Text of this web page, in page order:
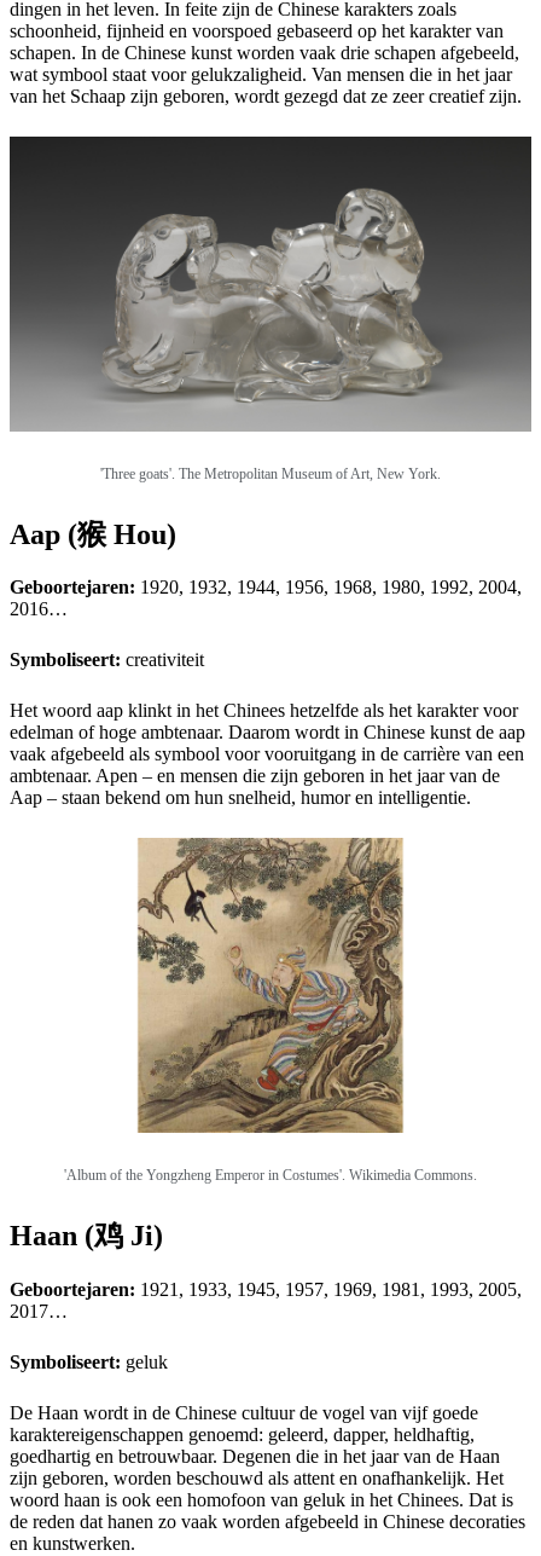
dingen in het leven. In feite zijn de Chinese karakters zoals
schoonheid, fijnheid en voorspoed gebaseerd op het karakter van
schapen. In de Chinese kunst worden vaak drie schapen afgebeeld,
wat symbool staat voor gelukzaligheid. Van mensen die in het jaar
van het Schaap zijn geboren, wordt gezegd dat ze zeer creatief zijn.
'Three goats'. The Metropolitan Museum of Art, New York.
Aap (猴 Hou)
Geboortejaren: 1920, 1932, 1944, 1956, 1968, 1980, 1992, 2004,
2016…
Symboliseert: creativiteit
Het woord aap klinkt in het Chinees hetzelfde als het karakter voor
edelman of hoge ambtenaar. Daarom wordt in Chinese kunst de aap
vaak afgebeeld als symbool voor vooruitgang in de carrière van een
ambtenaar. Apen – en mensen die zijn geboren in het jaar van de
Aap – staan bekend om hun snelheid, humor en intelligentie.
'Album of the Yongzheng Emperor in Costumes'. Wikimedia Commons.
Haan (鸡 Ji)
Geboortejaren: 1921, 1933, 1945, 1957, 1969, 1981, 1993, 2005,
2017…
Symboliseert: geluk
De Haan wordt in de Chinese cultuur de vogel van vijf goede
karaktereigenschappen genoemd: geleerd, dapper, heldhaftig,
goedhartig en betrouwbaar. Degenen die in het jaar van de Haan
zijn geboren, worden beschouwd als attent en onafhankelijk. Het
woord haan is ook een homofoon van geluk in het Chinees. Dat is
de reden dat hanen zo vaak worden afgebeeld in Chinese decoraties
en kunstwerken.